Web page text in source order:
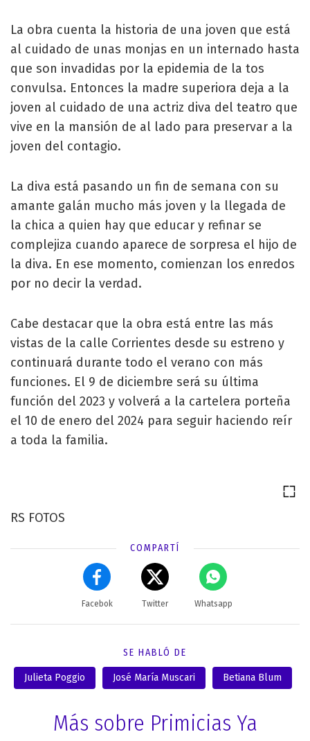
La obra cuenta la historia de una joven que está
al cuidado de unas monjas en un internado hasta
que son invadidas por la epidemia de la tos
convulsa. Entonces la madre superiora deja a la
joven al cuidado de una actriz diva del teatro que
vive en la mansión de al lado para preservar a la
joven del contagio.
La diva está pasando un fin de semana con su
amante galán mucho más joven y la llegada de
la chica a quien hay que educar y refinar se
complejiza cuando aparece de sorpresa el hijo de
la diva. En ese momento, comienzan los enredos
por no decir la verdad.
Cabe destacar que la obra está entre las más
vistas de la calle Corrientes desde su estreno y
continuará durante todo el verano con más
funciones. El 9 de diciembre será su última
función del 2023 y volverá a la cartelera porteña
el 10 de enero del 2024 para seguir haciendo reír
a toda la familia.
RS FOTOS
COMPARTÍ
Facebok Twitter Whatsapp
SE HABLÓ DE
Julieta Poggio José María Muscari Betiana Blum
Más sobre Primicias Ya